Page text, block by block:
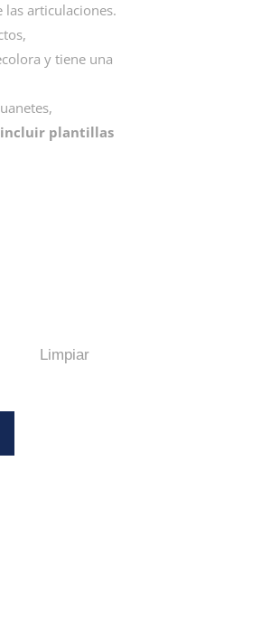
articulaciones.
y tiene una
incluir plantillas
Limpiar